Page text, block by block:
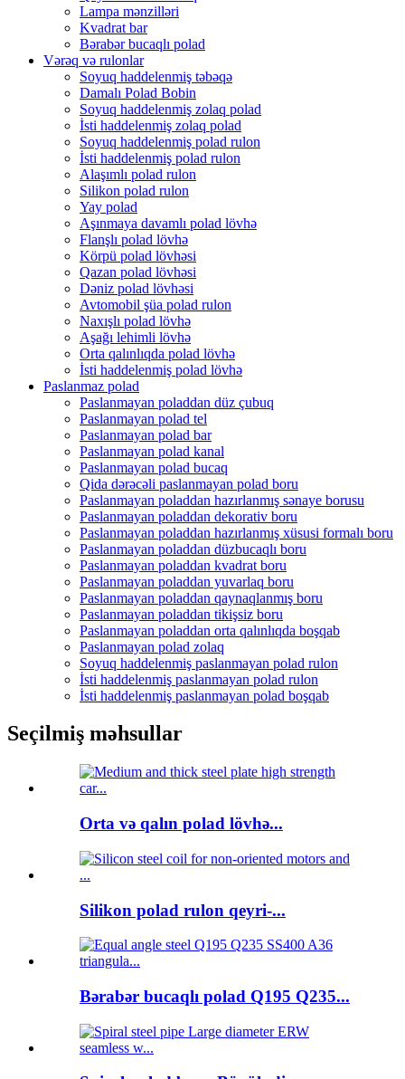
Lampa mənzilləri
Kvadrat bar
Bərabər bucaqlı polad
Vərəq və rulonlar
Soyuq haddelenmiş təbəqə
Damalı Polad Bobin
Soyuq haddelenmiş zolaq polad
İsti haddelenmiş zolaq polad
Soyuq haddelenmiş polad rulon
İsti haddelenmiş polad rulon
Alaşımlı polad rulon
Silikon polad rulon
Yay polad
Aşınmaya davamlı polad lövhə
Flanşlı polad lövhə
Körpü polad lövhəsi
Qazan polad lövhəsi
Dəniz polad lövhəsi
Avtomobil şüa polad rulon
Naxışlı polad lövhə
Aşağı lehimli lövhə
Orta qalınlıqda polad lövhə
İsti haddelenmiş polad lövhə
Paslanmaz polad
Paslanmayan poladdan düz çubuq
Paslanmayan polad tel
Paslanmayan polad bar
Paslanmayan polad kanal
Paslanmayan polad bucaq
Qida dərəcəli paslanmayan polad boru
Paslanmayan poladdan hazırlanmış sənaye borusu
Paslanmayan poladdan dekorativ boru
Paslanmayan poladdan hazırlanmış xüsusi formalı boru
Paslanmayan poladdan düzbucaqlı boru
Paslanmayan poladdan kvadrat boru
Paslanmayan poladdan yuvarlaq boru
Paslanmayan poladdan qaynaqlanmış boru
Paslanmayan poladdan tikişsiz boru
Paslanmayan poladdan orta qalınlıqda boşqab
Paslanmayan polad zolaq
Soyuq haddelenmiş paslanmayan polad rulon
İsti haddelenmiş paslanmayan polad rulon
İsti haddelenmiş paslanmayan polad boşqab
Seçilmiş məhsullar
Orta və qalın polad lövhə...
Silikon polad rulon qeyri-...
Bərabər bucaqlı polad Q195 Q235...